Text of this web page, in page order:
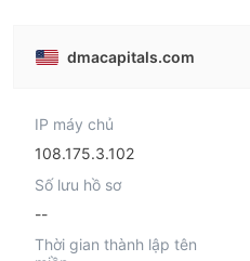
dmacapitals.com
IP máy chủ
108.175.3.102
Số lưu hồ sơ
--
Thời gian thành lập tên